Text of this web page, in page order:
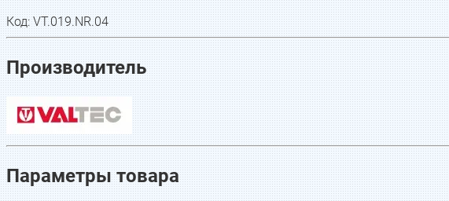
Код:VT.019.NR.04
Производитель
Параметры товара